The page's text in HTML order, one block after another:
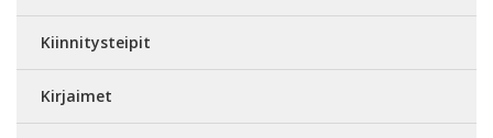
Kiinnitysteipit
Kirjaimet